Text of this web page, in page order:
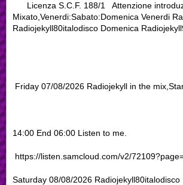
Licenza S.C.F. 188/1 Attenzione
Mixato,Venerdi:Sabato:Domenica Venerdi
Radiojekyll80italodisco Domenica
Friday 07/08/2026 Radiojekyll in the
14:00 End 06:00 Listen to me.
https://listen.samcloud.com/v2/
Saturday 08/08/2026 Radiojekyll80italodisco